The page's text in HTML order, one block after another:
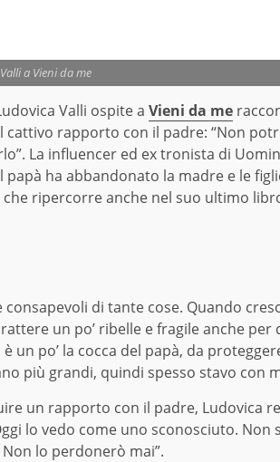
a Vieni da me
Valli ospite a Vieni da me
cattivo rapporto con il padre: “Non
La influencer ed ex tronista di
papà ha abbandonato la madre e le
ripercorre anche nel suo ultimo
di tante cose. Quando
un po’ ribelle e fragile anche per
po’ la cocca del papà, da
più grandi, quindi spesso stavo con
un rapporto con il padre, Ludovica
lo vedo come uno sconosciuto. Non
lo perdonerò mai”.